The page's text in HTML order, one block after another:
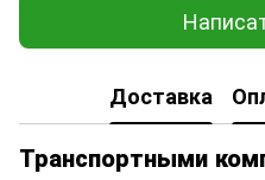
Доставка
Транспортными